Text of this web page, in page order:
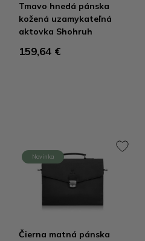
Tmavo hnedá pánska
kožená uzamykateľná
aktovka Shohruh
159,64 €
Novinka
Čierna matná pánska